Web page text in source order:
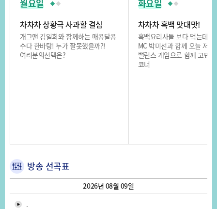
월요일
차차차 상황극 사과할 결심
개그맨 김일희와 함께하는 매콤달콤
수다 한바탕! 누가 잘못했을까?!
여러분의선택은?
화요일
차차차 흑백 맛대맛!
흑백요리사들 보다 먹는데
MC 박미선과 함께 오늘 저녁
밸런스 게임으로 함께 고민
코너
방송 선곡표
2026년 08월 09일
.